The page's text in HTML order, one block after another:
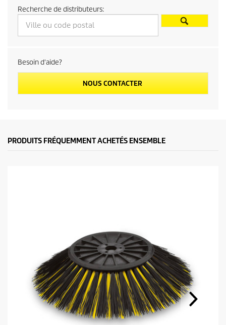
Recherche de distributeurs:
Besoin d'aide?
NOUS CONTACTER
PRODUITS FRÉQUEMMENT ACHETÉS ENSEMBLE